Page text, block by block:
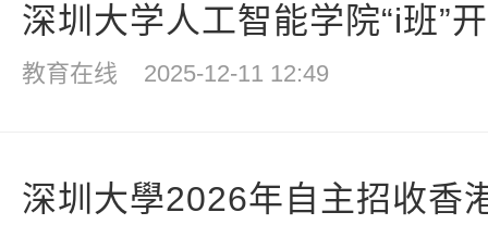
深圳大学人工智能学院“i班”
教育在线 2025-12-11 12:49
深圳大學2026年自主招收香